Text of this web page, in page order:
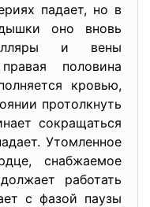
падает, но в
оно вновь
и вены
половина
кровью,
протолкнуть
сокращаться
Утомленное
снабжаемое
работать
с фазой паузы